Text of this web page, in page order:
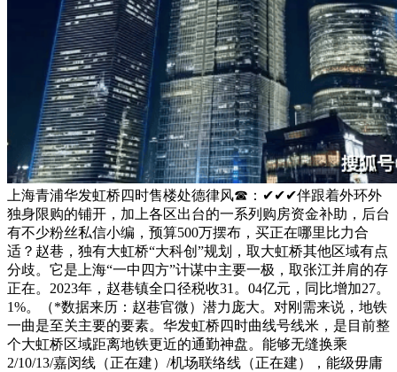
上海青浦华发虹桥四时售楼处德律风☎：✔✔✔伴跟着外环外
独身限购的铺开，加上各区出台的一系列购房资金补助，后台
有不少粉丝私信小编，预算500万摆布，买正在哪里比力合
适？赵巷，独有大虹桥“大科创”规划，取大虹桥其他区域有点
分歧。它是上海“一中四方”计谋中主要一极，取张江并肩的存
正在。2023年，赵巷镇全口径税收31。04亿元，同比增加27。
1%。（*数据来历：赵巷官微）潜力庞大。对刚需来说，地铁
一曲是至关主要的要素。华发虹桥四时曲线号线米，是目前整
个大虹桥区域距离地铁更近的通勤神盘。能够无缝换乘
2/10/13/嘉闵线（正在建）/机场联络线（正在建），能级毋庸